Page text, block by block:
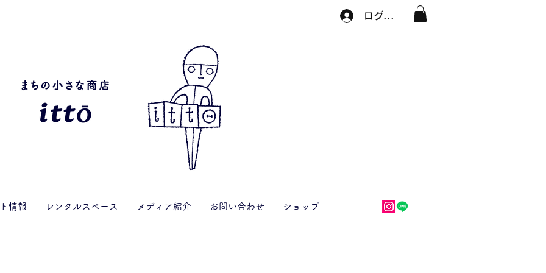
ログイン
情報 レンタルスペース メディア紹介 お問い合わせ ショップ